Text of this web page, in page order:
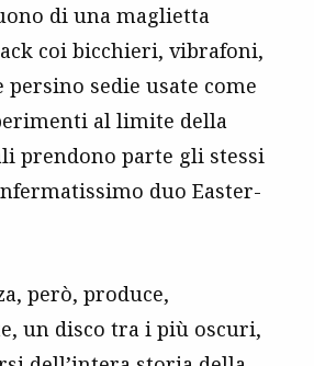
di una maglietta
coi bicchieri, vibrafoni,
sedie usate come
al limite della
prendono parte gli stessi
duo Easter-
però, produce,
un disco tra i più oscuri,